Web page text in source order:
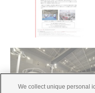
しめ、又は、信
用・編集を行っ
ダウンロード画
5.
弊社は、報道関
用を行ったこと
害の賠償を請求
発生の有無に関
We collect unique personal